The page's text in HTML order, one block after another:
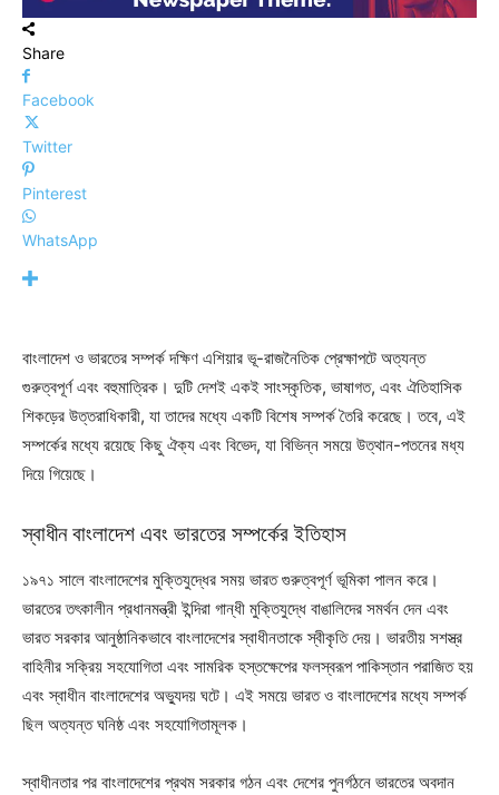
Share
Facebook
Twitter
Pinterest
WhatsApp
বাংলাদেশ ও ভারতের সম্পর্ক দক্ষিণ এশিয়ার ভূ-রাজনৈতিক প্রেক্ষাপটে অত্যন্ত
গুরুত্বপূর্ণ এবং বহুমাত্রিক। দুটি দেশই একই সাংস্কৃতিক, ভাষাগত, এবং ঐতিহাসিক
শিকড়ের উত্তরাধিকারী, যা তাদের মধ্যে একটি বিশেষ সম্পর্ক তৈরি করেছে। তবে, এই
সম্পর্কের মধ্যে রয়েছে কিছু ঐক্য এবং বিভেদ, যা বিভিন্ন সময়ে উত্থান-পতনের মধ্য
দিয়ে গিয়েছে।
স্বাধীন বাংলাদেশ এবং ভারতের সম্পর্কের ইতিহাস
১৯৭১ সালে বাংলাদেশের মুক্তিযুদ্ধের সময় ভারত গুরুত্বপূর্ণ ভূমিকা পালন করে।
ভারতের তৎকালীন প্রধানমন্ত্রী ইন্দিরা গান্ধী মুক্তিযুদ্ধে বাঙালিদের সমর্থন দেন এবং
ভারত সরকার আনুষ্ঠানিকভাবে বাংলাদেশের স্বাধীনতাকে স্বীকৃতি দেয়। ভারতীয় সশস্ত্র
বাহিনীর সক্রিয় সহযোগিতা এবং সামরিক হস্তক্ষেপের ফলস্বরূপ পাকিস্তান পরাজিত হয়
এবং স্বাধীন বাংলাদেশের অভ্যুদয় ঘটে। এই সময়ে ভারত ও বাংলাদেশের মধ্যে সম্পর্ক
ছিল অত্যন্ত ঘনিষ্ঠ এবং সহযোগিতামূলক।
স্বাধীনতার পর বাংলাদেশের প্রথম সরকার গঠন এবং দেশের পুনর্গঠনে ভারতের অবদান